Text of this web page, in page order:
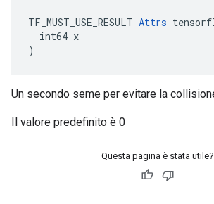
TF_MUST_USE_RESULT Attrs
  int64 x
)
Un secondo seme per evitare la
Il valore predefinito è 0
Questa pagina è stata utile?